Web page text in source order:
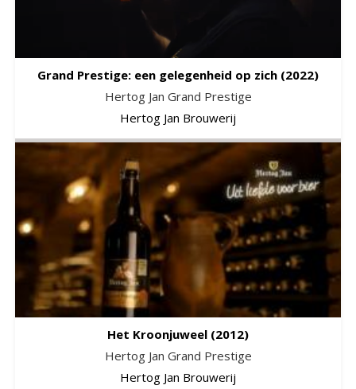
Grand Prestige: een gelegenheid op zich (2022)
Hertog Jan Grand Prestige
Hertog Jan Brouwerij
Het Kroonjuweel (2012)
Hertog Jan Grand Prestige
Hertog Jan Brouwerij